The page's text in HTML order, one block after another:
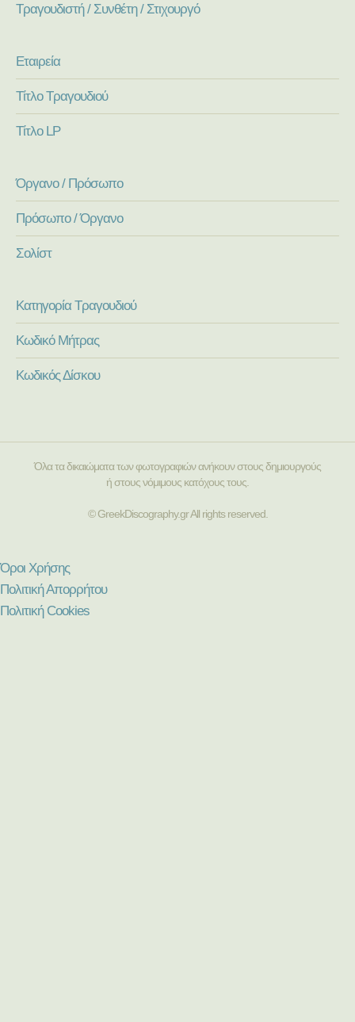
Τραγουδιστή / Συνθέτη / Στιχουργό
Εταιρεία
Τίτλο Τραγουδιού
Τίτλο LP
Όργανο / Πρόσωπο
Πρόσωπο / Όργανο
Σολίστ
Κατηγορία Τραγουδιού
Κωδικό Μήτρας
Κωδικός Δίσκου
Όλα τα δικαιώματα των φωτογραφιών ανήκουν στους δημιουργούς
ή στους νόμιμους κατόχους τους.
© GreekDiscography.gr All rights reserved.
Όροι Χρήσης
Πολιτική Απορρήτου
Πολιτική Cookies